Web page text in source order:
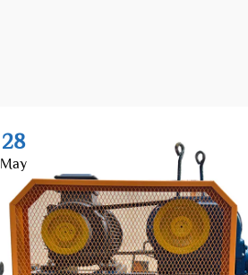
28
May